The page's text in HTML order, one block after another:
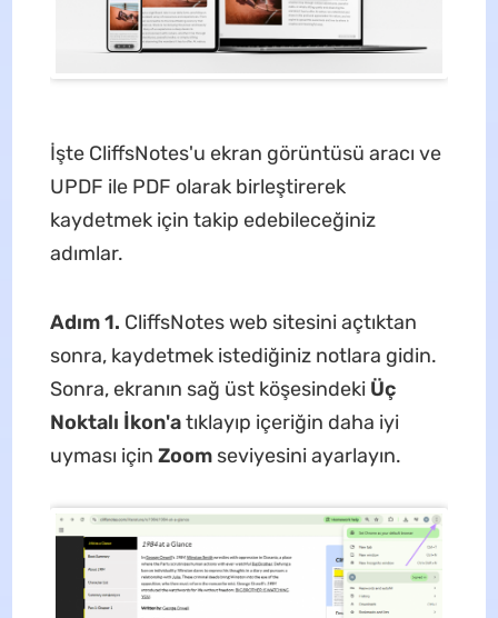
İşte CliffsNotes'u ekran görüntüsü aracı ve
UPDF ile PDF olarak birleştirerek
kaydetmek için takip edebileceğiniz
adımlar.
Adım 1. CliffsNotes web sitesini açtıktan
sonra, kaydetmek istediğiniz notlara gidin.
Sonra, ekranın sağ üst köşesindeki Üç
Noktalı İkon'atıklayıp içeriğin daha iyi
uyması için Zoom seviyesini ayarlayın.